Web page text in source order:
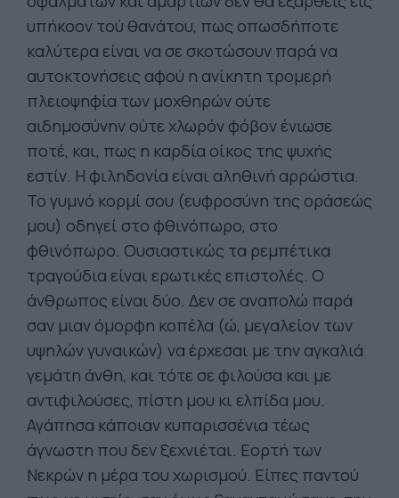
υπήκοον τού θανάτου, πως οπωσδήποτε
καλύτερα είναι να σε σκοτώσουν παρά να
αυτοκτονήσεις αφού η ανίκητη τρομερή
πλειοψηφία των μοχθηρών ούτε
αιδημοσύνην ούτε χλωρόν φόβον ένιωσε
ποτέ, και, πως η καρδία οίκος της ψυχής
εστίν. Η φιληδονία είναι αληθινή αρρώστια.
Το γυμνό κορμί σου (ευφροσύνη της οράσεώς
μου) οδηγεί στο φθινόπωρο, στο
φθινόπωρο. Ουσιαστικώς τα ρεμπέτικα
τραγούδια είναι ερωτικές επιστολές. Ο
άνθρωπος είναι δύο. Δεν σε αναπολώ παρά
σαν μιαν όμορφη κοπέλα (ώ, μεγαλείον των
υψηλών γυναικών) να έρχεσαι με την αγκαλιά
γεμάτη άνθη, και τότε σε φιλούσα και με
αντιφιλούσες, πίστη μου κι ελπίδα μου.
Αγάπησα κάποιαν κυπαρισσένια τέως
άγνωστη που δεν ξεχνιέται. Εορτή των
Νεκρών η μέρα του χωρισμού. Είπες παντού